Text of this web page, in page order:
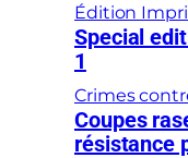
Édition
Special
1
Crimes
Coupes
résistance